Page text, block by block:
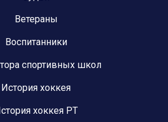
Ветераны
Воспитанники
спортивных школ
История хоккея
хоккея РТ